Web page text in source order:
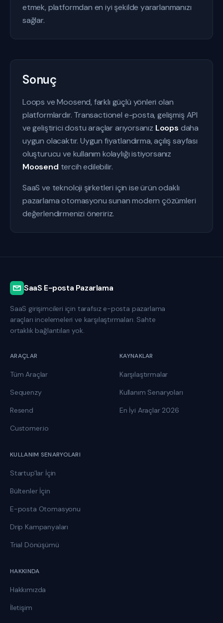
etmek, platformdan en iyi şekilde yararlanmanızı
sağlar.
Sonuç
Loops ve Moosend, farklı güçlü yönleri olan
platformlardır. Transactionel e-posta, gelişmiş API
ve geliştirici dostu araçlar arıyorsanız Loops daha
uygun olacaktır. Uygun fiyatlandırma, açılış sayfası
oluşturucu ve kullanım kolaylığı istiyorsanız
Moosend tercih edilebilir.
SaaS ve teknoloji şirketleri için ise ürün odaklı
pazarlama otomasyonu sunan modern çözümleri
değerlendirmenizi öneririz.
SaaS E-posta Pazarlama
SaaS girişimcileri için tarafsız e-posta pazarlama
araçları incelemeleri ve karşılaştırmaları. Sahte
ortaklık bağlantıları yok.
ARAÇLAR
Tüm Araçlar
Sequenzy
Resend
Customer.io
KAYNAKLAR
Karşılaştırmalar
Kullanım Senaryoları
En İyi Araçlar 2026
KULLANIM SENARYOLARI
Startup'lar İçin
Bültenler İçin
E-posta Otomasyonu
Drip Kampanyaları
Trial Dönüşümü
HAKKINDA
Hakkımızda
İletişim